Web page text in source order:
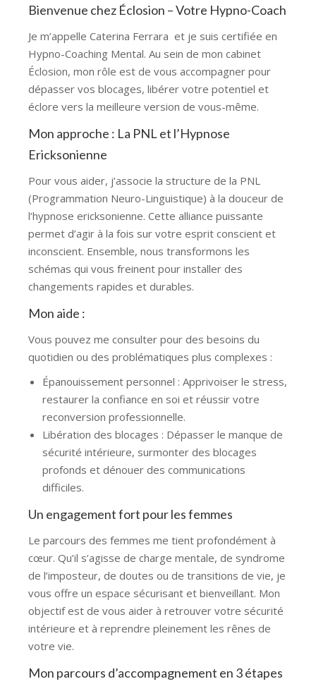
Bienvenue chez Éclosion – Votre Hypno-Coach
Je m’appelle Caterina Ferrara et je suis certifiée en
Hypno-Coaching Mental. Au sein de mon cabinet
Éclosion, mon rôle est de vous accompagner pour
dépasser vos blocages, libérer votre potentiel et
éclore vers la meilleure version de vous-même.
Mon approche : La PNL et l’Hypnose
Ericksonienne
Pour vous aider, j’associe la structure de la PNL
(Programmation Neuro-Linguistique) à la douceur de
l’hypnose ericksonienne. Cette alliance puissante
permet d’agir à la fois sur votre esprit conscient et
inconscient. Ensemble, nous transformons les
schémas qui vous freinent pour installer des
changements rapides et durables.
Mon aide :
Vous pouvez me consulter pour des besoins du
quotidien ou des problématiques plus complexes :
Épanouissement personnel : Apprivoiser le stress,
restaurer la confiance en soi et réussir votre
reconversion professionnelle.
Libération des blocages : Dépasser le manque de
sécurité intérieure, surmonter des blocages
profonds et dénouer des communications
difficiles.
Un engagement fort pour les femmes
Le parcours des femmes me tient profondément à
cœur. Qu’il s’agisse de charge mentale, de syndrome
de l’imposteur, de doutes ou de transitions de vie, je
vous offre un espace sécurisant et bienveillant. Mon
objectif est de vous aider à retrouver votre sécurité
intérieure et à reprendre pleinement les rênes de
votre vie.
Mon parcours d’accompagnement en 3 étapes